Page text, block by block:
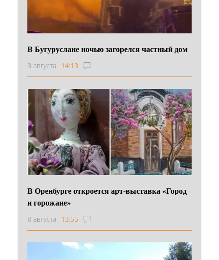
В Бугуруслане ночью загорелся частный дом
8 августа 14:18
В Оренбурге откроется арт-выставка «Город
и горожане»
8 августа 13:55